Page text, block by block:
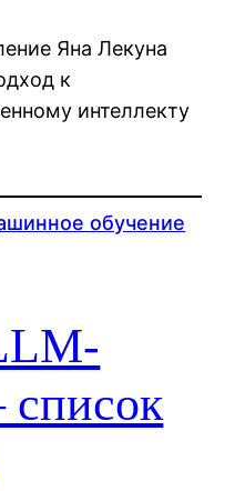
Яна Лекуна
к
интеллекту
обучение